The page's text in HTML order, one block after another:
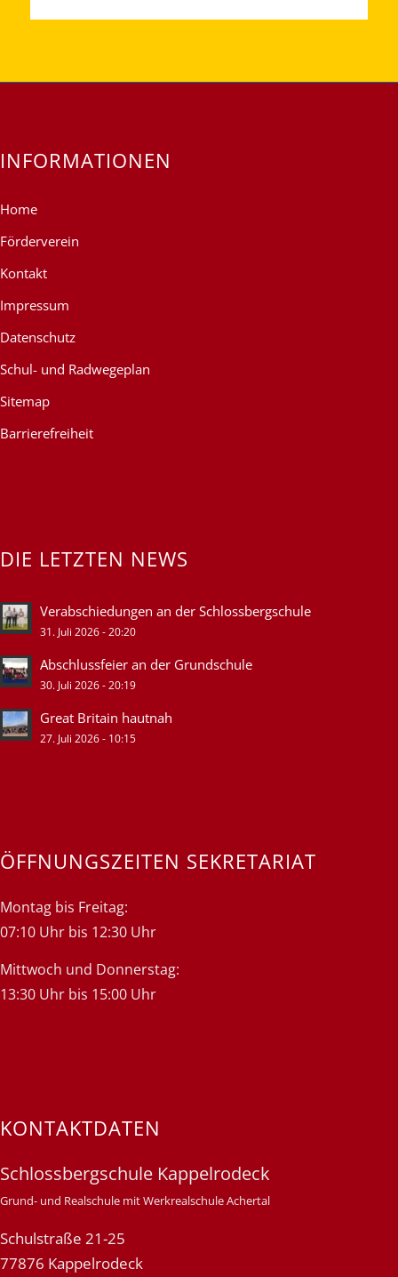
INFORMATIONEN
Home
Förderverein
Kontakt
Impressum
Datenschutz
Schul- und Radwegeplan
Sitemap
Barrierefreiheit
DIE LETZTEN NEWS
Verabschiedungen an der Schlossbergschule
31. Juli 2026 - 20:20
Abschlussfeier an der Grundschule
30. Juli 2026 - 20:19
Great Britain hautnah
27. Juli 2026 - 10:15
ÖFFNUNGSZEITEN SEKRETARIAT
Montag bis Freitag:
07:10 Uhr bis 12:30 Uhr
Mittwoch und Donnerstag:
13:30 Uhr bis 15:00 Uhr
KONTAKTDATEN
Schlossbergschule Kappelrodeck
Grund- und Realschule mit Werkrealschule Achertal
Schulstraße 21-25
77876 Kappelrodeck